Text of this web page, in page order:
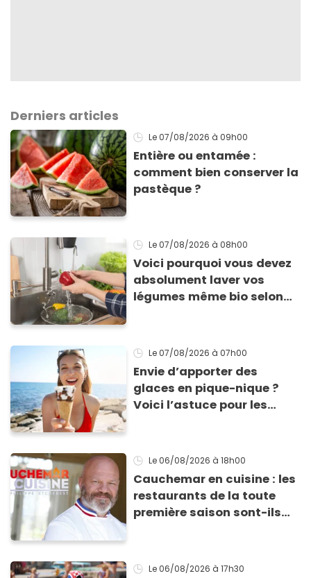
Derniers articles
Le 07/08/2026 à 09h00
Entière ou entamée :
comment bien conserver la
pastèque ?
Le 07/08/2026 à 08h00
Voici pourquoi vous devez
absolument laver vos
légumes même bio selon
Le 07/08/2026 à 07h00
Envie d’apporter des
glaces en pique-nique ?
Voici l’astuce pour les
ne fondent !
Le 06/08/2026 à 18h00
Cauchemar en cuisine : les
restaurants de la toute
première saison sont-ils
Le 06/08/2026 à 17h30